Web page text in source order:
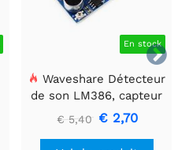

En stock
Waveshare Détecteur
de son LM386, capteur
de son, compatible avec
Arduino.
€ 5,40 € 2,70